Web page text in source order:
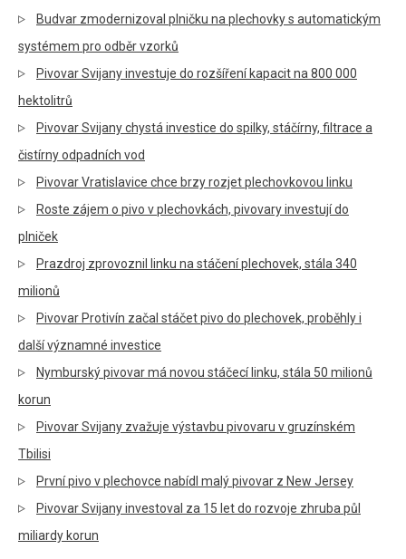
Budvar zmodernizoval plničku na plechovky s automatickým
systémem pro odběr vzorků
Pivovar Svijany investuje do rozšíření kapacit na 800 000
hektolitrů
Pivovar Svijany chystá investice do spilky, stáčírny, filtrace a
čistírny odpadních vod
Pivovar Vratislavice chce brzy rozjet plechovkovou linku
Roste zájem o pivo v plechovkách, pivovary investují do
plniček
Prazdroj zprovoznil linku na stáčení plechovek, stála 340
milionů
Pivovar Protivín začal stáčet pivo do plechovek, proběhly i
další významné investice
Nymburský pivovar má novou stáčecí linku, stála 50 milionů
korun
Pivovar Svijany zvažuje výstavbu pivovaru v gruzínském
Tbilisi
První pivo v plechovce nabídl malý pivovar z New Jersey
Pivovar Svijany investoval za 15 let do rozvoje zhruba půl
miliardy korun